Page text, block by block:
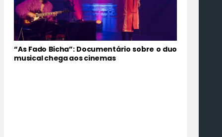
“As Fado Bicha”: Documentário sobre o duo
musical chega aos cinemas